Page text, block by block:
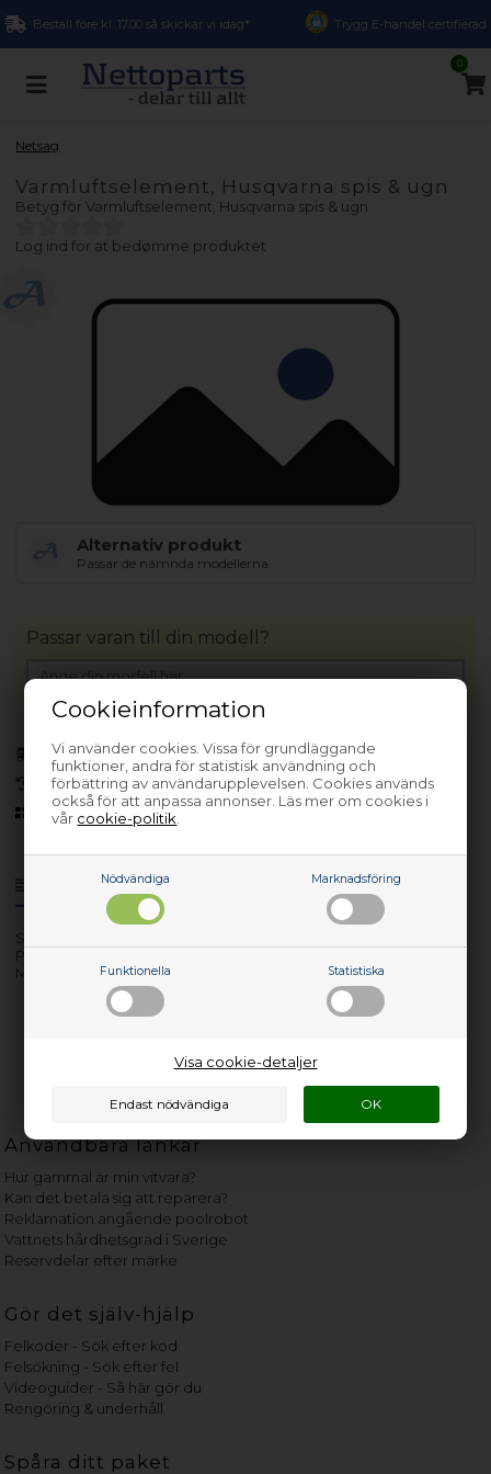
Cookieinformation
Vi använder cookies. Vissa för grundläggande
funktioner, andra för statistisk användning och
förbättring av användarupplevelsen. Cookies används
också för att anpassa annonser. Läs mer om cookies i
vår cookie-politik
Nödvändiga Marknadsföring
Funktionella Statistiska
Visa cookie-detaljer
Beställ före kl. 17.00 så skickar vi idag* Trygg E-handel certifierad
0
Netsag
Varmluftselement, Husqvarna spis & ugn
Betyg förVarmluftselement, Husqvarna spis & ugn
Log ind for at bedømme produktet
Alternativ produkt
Passar de nämnda modellerna.
Produktinfo Frågor om varan?
Serienr.:
Prod./Art/Servicenr.:
Modeller: 947942102
Bara 1 kvar! (Lev. 1-3 arbetsdagar)
30 dagars returrätt
Sedan 2006
Passar varan till din modell?
Användbara länkar
Hur gammal är min vitvara?
Kan det betala sig att reparera?
Reklamation angående poolrobot
Vattnets hårdhetsgrad i Sverige
Reservdelar efter märke
Gör det själv-hjälp
Felkoder - Sök efter kod
Felsökning - Sök efter fel
Videoguider - Så här gör du
Rengöring & underhåll
Spåra ditt paket